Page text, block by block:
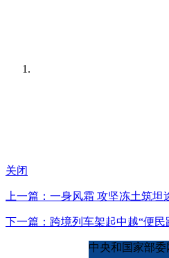
关闭
上一篇：一身风霜 攻坚冻土筑坦
下一篇：跨境列车架起中越“便民
中央和国家部委